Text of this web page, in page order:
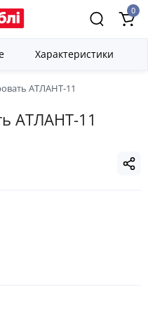
0
АТЛАНТ-11
АТЛАНТ-11
Характеристики